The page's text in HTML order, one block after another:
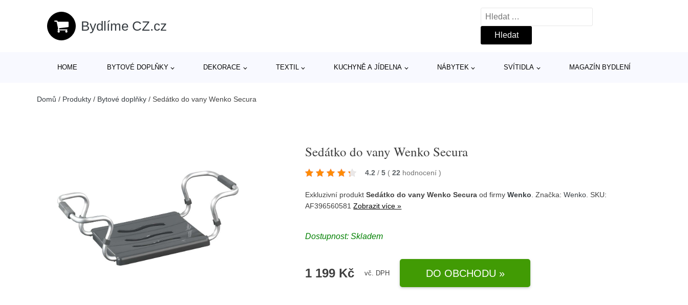
Bydlíme CZ.cz
Vyhledávání
HOME BYTOVÉ DOPLŇKY DEKORACE TEXTIL KUCHYNĚ A JÍDELNA NÁBYTEK SVÍTIDLA MAGAZÍN BYDLENÍ
Domů / Produkty / Bytové doplňky / Sedátko do vany Wenko Secura
Sedátko do vany Wenko Secura
4.2 / 5 ( 22 hodnocení)
Exkluzivní produktSedátko do vany Wenko Secura od firmyWenko . Značka:Wenko . SKU:
AF396560581Zobrazit více »
Dostupnost:Skladem
1 199 Kč vč. DPH DO OBCHODU »